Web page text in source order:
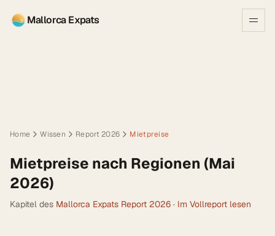
Mallorca Expats
Home Wissen Report 2026 Mietpreise
Mietpreise nach Regionen (Mai
2026)
Kapitel des Mallorca Expats Report 2026 · Im Vollreport lesen